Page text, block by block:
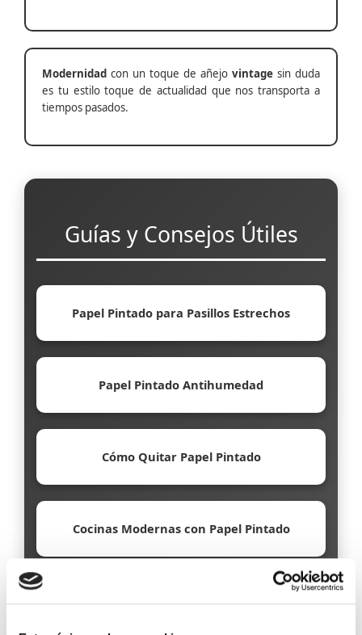
Modernidad con un toque de añejo vintage sin duda
es tu estilo toque de actualidad que nos transporta a
tiempos pasados.
Guías y Consejos Útiles
Papel Pintado para Pasillos Estrechos
Papel Pintado Antihumedad
Cómo Quitar Papel Pintado
Cocinas Modernas con Papel Pintado
Papel Pintado Ecológico